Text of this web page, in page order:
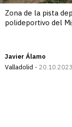
Zona de la pista
polideportivo del
Javier Álamo
Valladolid